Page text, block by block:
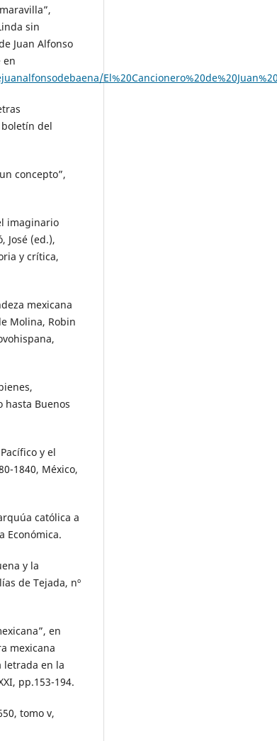
sin
Juan Alfonso
en
del
concepto”,
imaginario
José (ed.),
y crítica,
mexicana
Molina, Robin
hasta Buenos
y el
1840, México,
católica a
Económica.
y la
de Tejada, nº
en
mexicana
letrada en la
pp.153-194.
tomo v,